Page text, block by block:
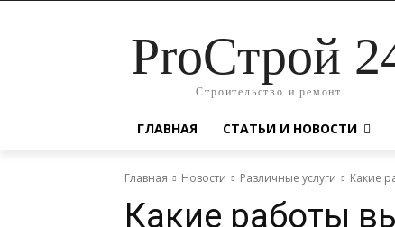
ProСтрой
Строительство и ремонт
ГЛАВНАЯ СТАТЬИ И НОВОСТИ
Главная Новости Различные услуги Какие
Какие работы